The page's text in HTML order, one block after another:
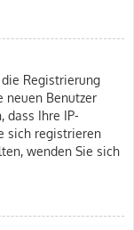
Registrierung
neuen Benutzer
dass Ihre IP-
sich registrieren
wenden Sie sich